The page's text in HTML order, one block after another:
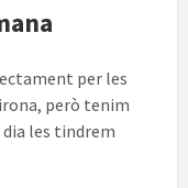
per les
però tenim
dia les tindrem